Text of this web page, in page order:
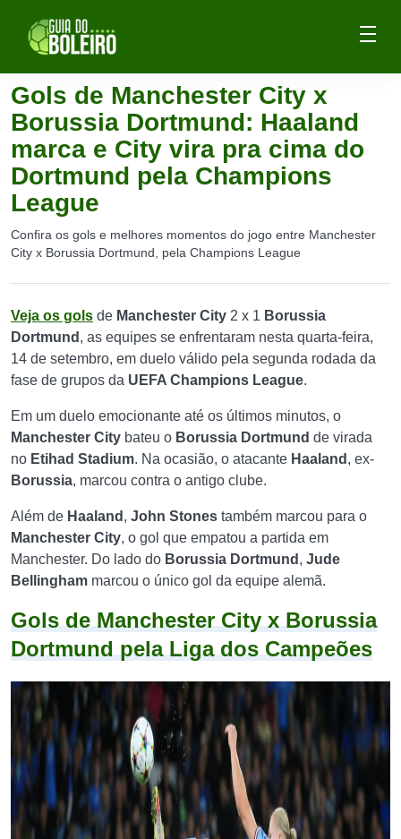
Gols de Manchester City x
Borussia Dortmund: Haaland
marca e City vira pra cima do
Dortmund pela Champions
League
Confira os gols e melhores momentos do jogo entre Manchester
City x Borussia Dortmund, pela Champions League
Veja os gols de Manchester City 2 x 1 Borussia
Dortmund , as equipes se enfrentaram nesta quarta-feira,
14 de setembro, em duelo válido pela segunda rodada da
fase de grupos da UEFA Champions League.
Em um duelo emocionante até os últimos minutos, o
Manchester City bateu o Borussia Dortmund de virada
no Etihad Stadium. Na ocasião, o atacante Haaland , ex-
Borussia, marcou contra o antigo clube.
Além de Haaland , John Stones também marcou para o
Manchester City, o gol que empatou a partida em
Manchester. Do lado do Borussia Dortmund , Jude
Bellingham marcou o único gol da equipe alemã.
Gols de Manchester City x Borussia
Dortmund pela Liga dos Campeões